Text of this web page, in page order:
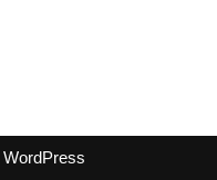
WordPress